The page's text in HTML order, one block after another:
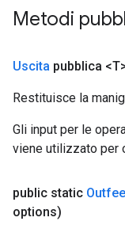
Metodi
Uscita pubblica
Restituisce la
Gli input per le
viene utilizzato per
public static
options)